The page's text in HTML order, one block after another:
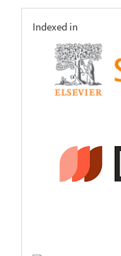
indexing
Indexed in